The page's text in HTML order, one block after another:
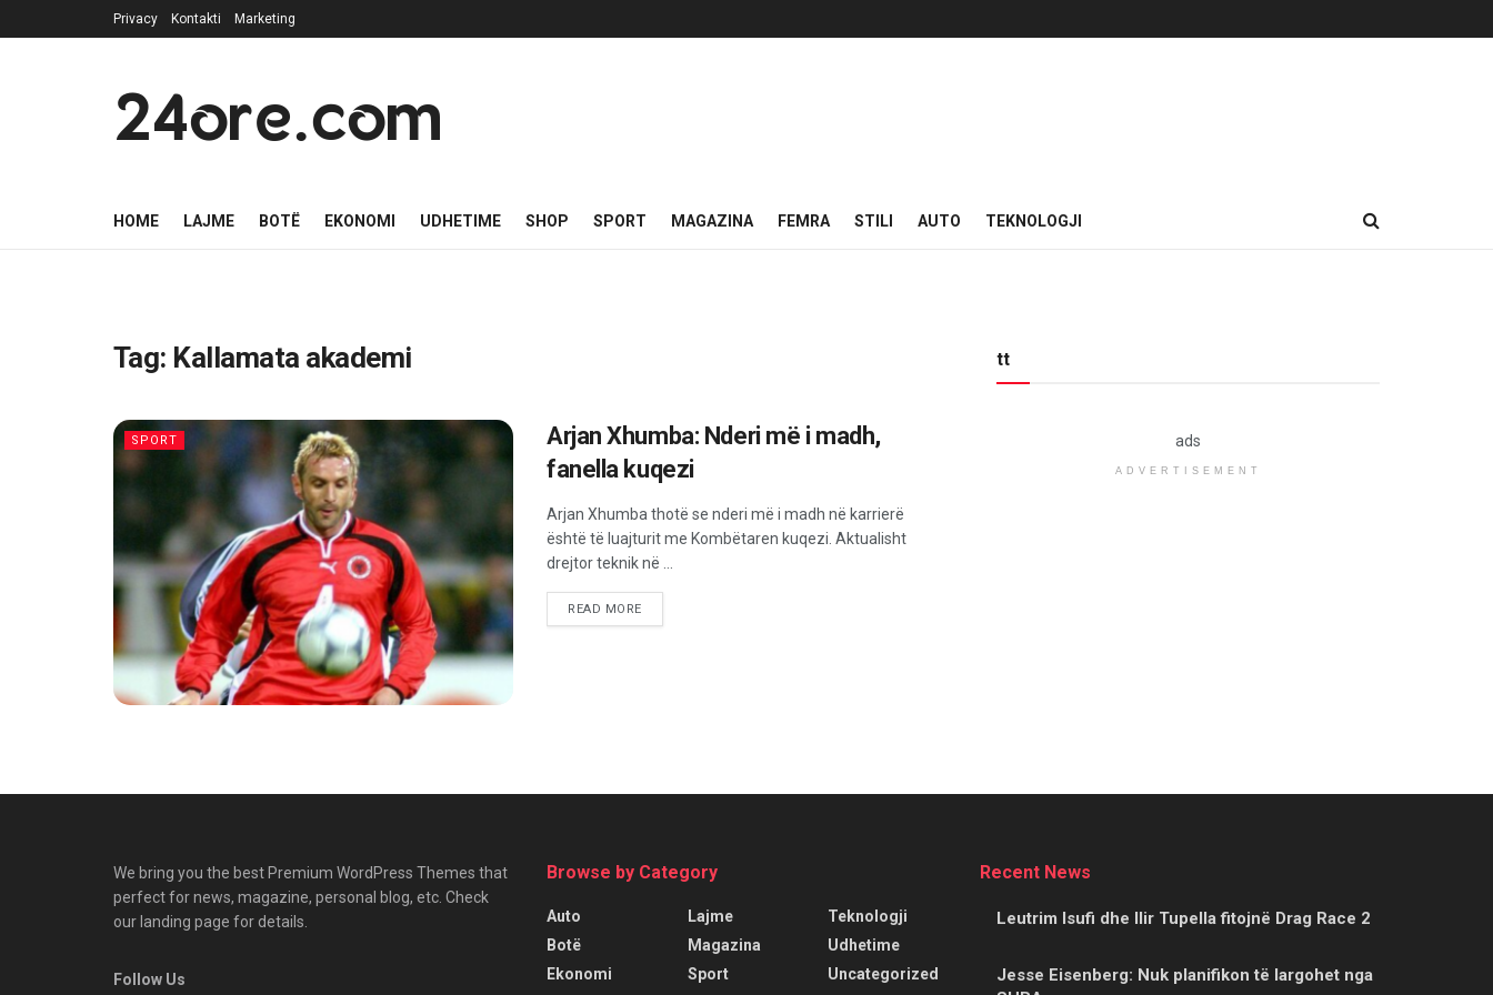
Privacy Kontakti Marketing
24ore.com
HOME LAJME BOTË EKONOMI UDHETIME SHOP SPORT MAGAZINA FEMRA STILI AUTO TEKNOLOGJI
Tag: Kallamata akademi
SPORT
Arjan Xhumba: Nderi më i madh,
fanella kuqezi
Arjan Xhumba thotë se nderi më i madh në karrierë
është të luajturit me Kombëtaren kuqezi. Aktualisht
drejtor teknik në ...
READ MORE
tt
ads
ADVERTISEMENT
We bring you the best Premium WordPress Themes that
perfect for news, magazine, personal blog, etc. Check
our landing page for details.
Follow Us
Browse by Category
Auto
Botë
Ekonomi
Lajme
Magazina
Sport
Teknologji
Udhetime
Uncategorized
Recent News
Leutrim Isufi dhe Ilir Tupella fitojnë Drag Race 2
Jesse Eisenberg: Nuk planifikon të largohet nga